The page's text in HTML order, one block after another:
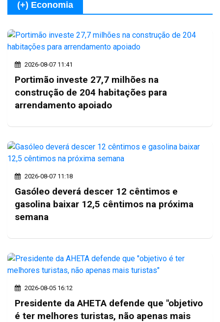
(+) Economia
2026-08-07 11:41
Portimão investe 27,7 milhões na
construção de 204 habitações para
arrendamento apoiado
2026-08-07 11:18
Gasóleo deverá descer 12 cêntimos e
gasolina baixar 12,5 cêntimos na próxima
semana
2026-08-05 16:12
Presidente da AHETA defende que "objetivo
é ter melhores turistas, não apenas mais